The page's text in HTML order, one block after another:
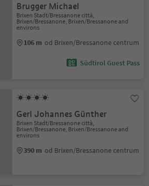
Brugger Michael
Brixen Stadt/Bressanone città,
Brixen/Bressanone, Brixen/Bressanone and
environs
106 m od Brixen/Bressanone centrum
Südtirol Guest Pass
Gerl Johannes Günther
Brixen Stadt/Bressanone città,
Brixen/Bressanone, Brixen/Bressanone and
environs
390 m od Brixen/Bressanone centrum